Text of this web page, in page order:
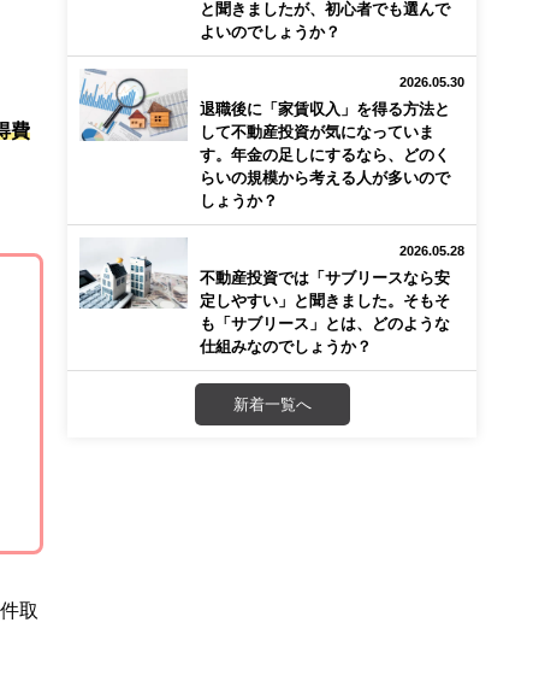
費
取
と聞きましたが、初心者でも選んで
よいのでしょうか？
2026.05.30
退職後に「家賃収入」を得る方法と
して不動産投資が気になっていま
す。年金の足しにするなら、どのく
らいの規模から考える人が多いので
しょうか？
2026.05.28
不動産投資では「サブリースなら安
定しやすい」と聞きました。そもそ
も「サブリース」とは、どのような
仕組みなのでしょうか？
新着一覧へ